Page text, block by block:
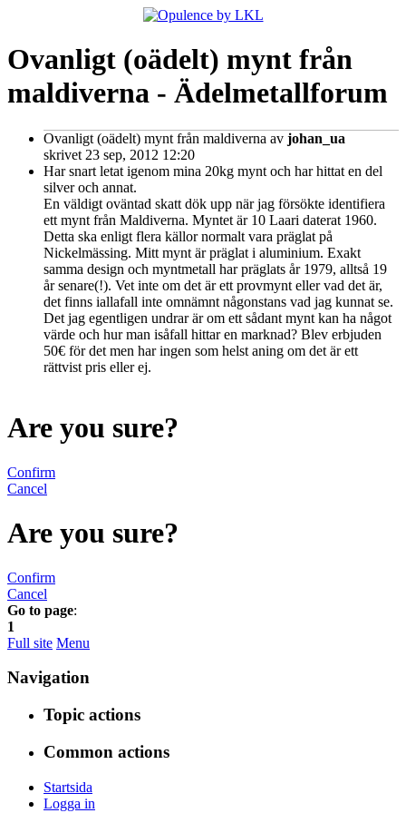
Ovanligt (oädelt) mynt från
maldiverna - Ädelmetallforum
Ovanligt (oädelt) mynt från maldiverna av johan_ua
skrivet 23 sep, 2012 12:20
Har snart letat igenom mina 20kg mynt och har hittat en del
silver och annat.
En väldigt oväntad skatt dök upp när jag försökte identifiera
ett mynt från Maldiverna. Myntet är 10 Laari daterat 1960.
Detta ska enligt flera källor normalt vara präglat på
Nickelmässing. Mitt mynt är präglat i aluminium. Exakt
samma design och myntmetall har präglats år 1979, alltså 19
år senare(!). Vet inte om det är ett provmynt eller vad det är,
det finns iallafall inte omnämnt någonstans vad jag kunnat se.
Det jag egentligen undrar är om ett sådant mynt kan ha något
värde och hur man isåfall hittar en marknad? Blev erbjuden
50€ för det men har ingen som helst aning om det är ett
rättvist pris eller ej.
Are you sure?
Confirm
Cancel
Are you sure?
Confirm
Cancel
Go to page:
1
Full site Menu
Navigation
Topic actions
Common actions
Startsida
Logga in